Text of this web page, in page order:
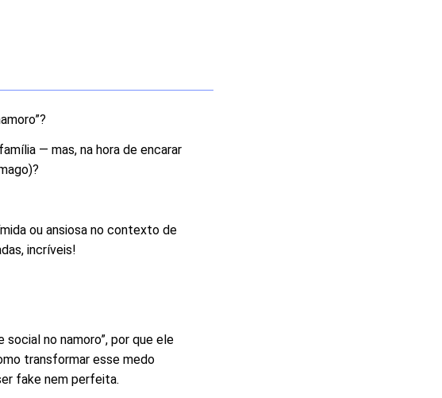
— mas, na hora de encarar
ou ansiosa no contexto de
incríveis!
social no namoro”, por que ele
transformar esse medo
fake nem perfeita.